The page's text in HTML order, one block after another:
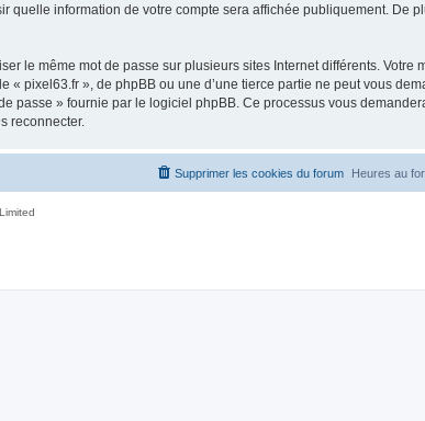
quelle information de votre compte sera affichée publiquement. De
le même mot de passe sur plusieurs sites Internet différents. Votre
pixel63.fr », de phpBB ou une d’une tierce partie ne peut vous
passe » fournie par le logiciel phpBB. Ce processus vous
reconnecter.
Heures au
Supprimer les cookies du forum